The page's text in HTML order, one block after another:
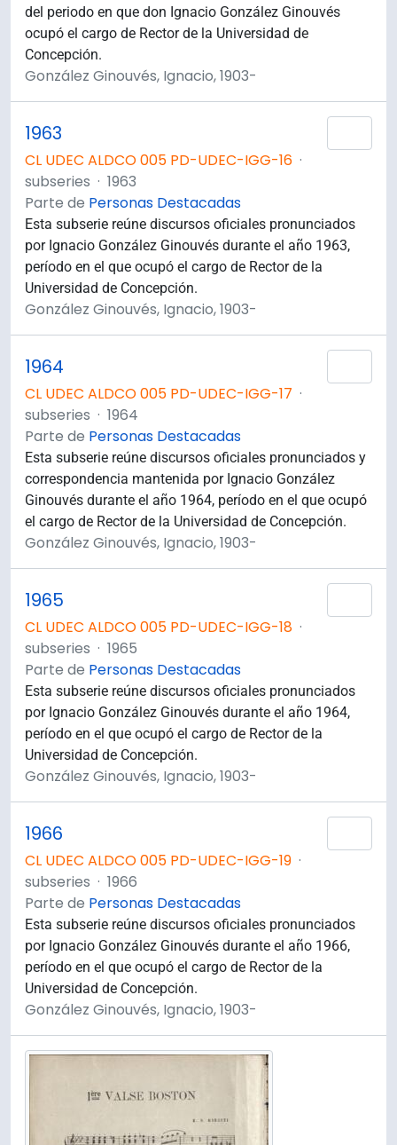
del periodo en que don Ignacio González Ginouvés
ocupó el cargo de Rector de la Universidad de
Concepción.
González Ginouvés, Ignacio, 1903-
1963
CL UDEC ALDCO 005 PD-UDEC-IGG-16 ·
subseries · 1963
Parte de Personas Destacadas
Esta subserie reúne discursos oficiales pronunciados
por Ignacio González Ginouvés durante el año 1963,
período en el que ocupó el cargo de Rector de la
Universidad de Concepción.
González Ginouvés, Ignacio, 1903-
1964
CL UDEC ALDCO 005 PD-UDEC-IGG-17 ·
subseries · 1964
Parte de Personas Destacadas
Esta subserie reúne discursos oficiales pronunciados y
correspondencia mantenida por Ignacio González
Ginouvés durante el año 1964, período en el que ocupó
el cargo de Rector de la Universidad de Concepción.
González Ginouvés, Ignacio, 1903-
1965
CL UDEC ALDCO 005 PD-UDEC-IGG-18 ·
subseries · 1965
Parte de Personas Destacadas
Esta subserie reúne discursos oficiales pronunciados
por Ignacio González Ginouvés durante el año 1964,
período en el que ocupó el cargo de Rector de la
Universidad de Concepción.
González Ginouvés, Ignacio, 1903-
1966
CL UDEC ALDCO 005 PD-UDEC-IGG-19 ·
subseries · 1966
Parte de Personas Destacadas
Esta subserie reúne discursos oficiales pronunciados
por Ignacio González Ginouvés durante el año 1966,
período en el que ocupó el cargo de Rector de la
Universidad de Concepción.
González Ginouvés, Ignacio, 1903-